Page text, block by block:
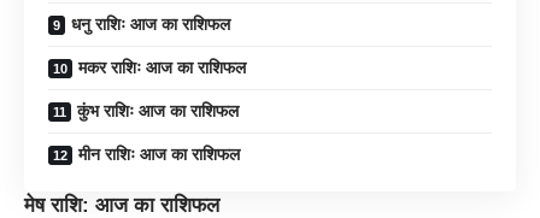
धनु राशिः आज का राशिफल
मकर राशिः आज का राशिफल
कुंभ राशिः आज का राशिफल
मीन राशिः आज का राशिफल
मेष राशि: आज का राशिफल